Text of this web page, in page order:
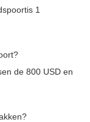
is 1
?
de 800 USD en